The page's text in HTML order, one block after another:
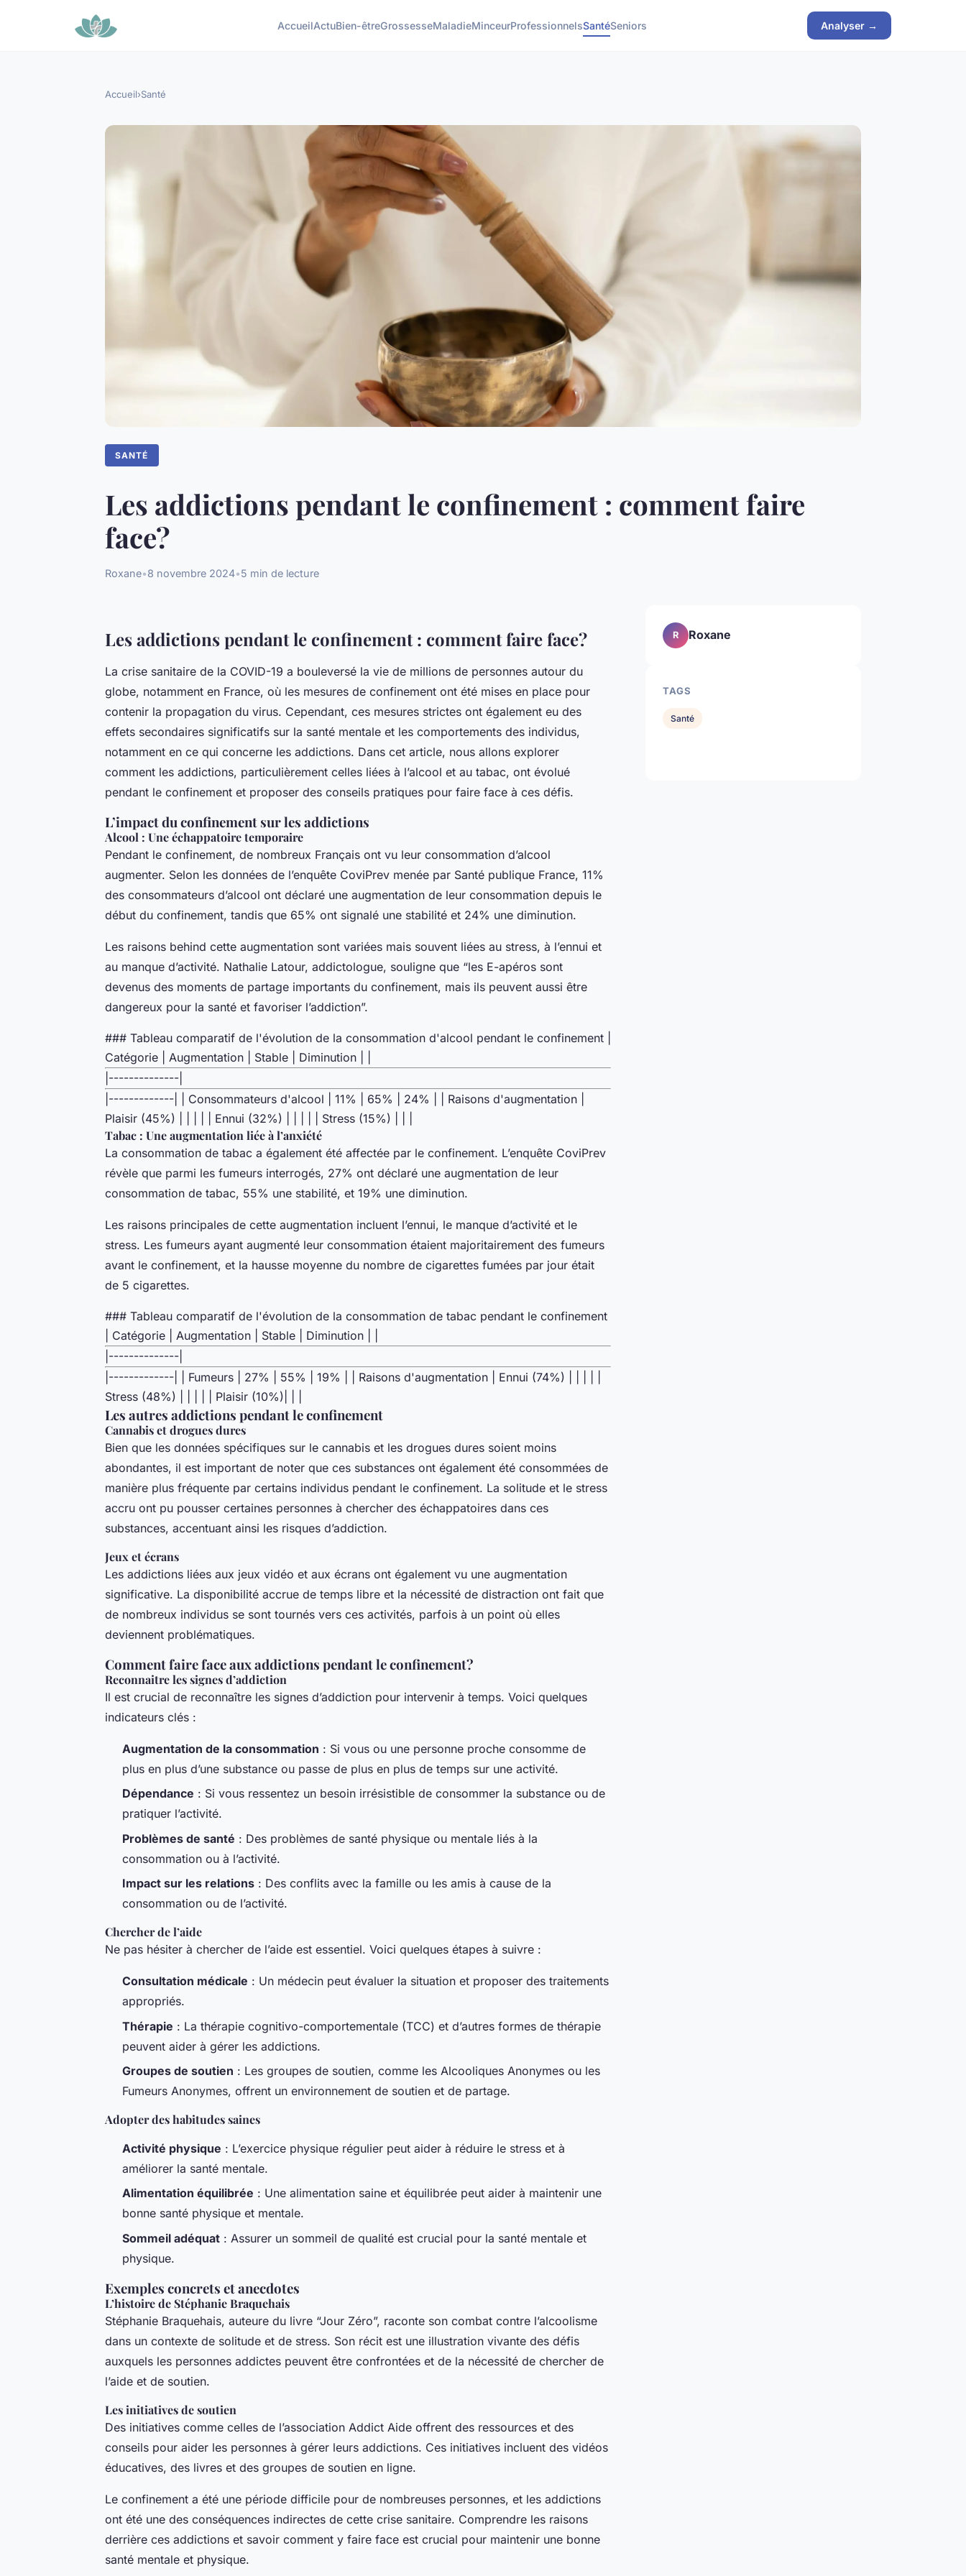
AccueilActuBien-êtreGrossesseMaladieMinceurProfessionnelsSantéSeniors Analyser →
Accueil›Santé
SANTÉ
Les addictions pendant le confinement : comment faire
face?
Roxane•8 novembre 2024•5 min de lecture
Les addictions pendant le confinement : comment faire face?
La crise sanitaire de la COVID-19 a bouleversé la vie de millions de personnes autour du
globe, notamment en France, où les mesures de confinement ont été mises en place pour
contenir la propagation du virus. Cependant, ces mesures strictes ont également eu des
effets secondaires significatifs sur la santé mentale et les comportements des individus,
notamment en ce qui concerne les addictions. Dans cet article, nous allons explorer
comment les addictions, particulièrement celles liées à l’alcool et au tabac, ont évolué
pendant le confinement et proposer des conseils pratiques pour faire face à ces défis.
L’impact du confinement sur les addictions
Alcool : Une échappatoire temporaire
Pendant le confinement, de nombreux Français ont vu leur consommation d’alcool
augmenter. Selon les données de l’enquête CoviPrev menée par Santé publique France, 11%
des consommateurs d’alcool ont déclaré une augmentation de leur consommation depuis le
début du confinement, tandis que 65% ont signalé une stabilité et 24% une diminution.
Les raisons behind cette augmentation sont variées mais souvent liées au stress, à l’ennui et
au manque d’activité. Nathalie Latour, addictologue, souligne que “les E-apéros sont
devenus des moments de partage importants du confinement, mais ils peuvent aussi être
dangereux pour la santé et favoriser l’addiction”.
### Tableau comparatif de l'évolution de la consommation d'alcool pendant le confinement |
Catégorie | Augmentation | Stable | Diminution | |
|--------------|
|-------------| | Consommateurs d'alcool | 11% | 65% | 24% | | Raisons d'augmentation |
Plaisir (45%) | | | | | Ennui (32%) | | | | | Stress (15%) | | |
Tabac : Une augmentation liée à l’anxiété
La consommation de tabac a également été affectée par le confinement. L’enquête CoviPrev
révèle que parmi les fumeurs interrogés, 27% ont déclaré une augmentation de leur
consommation de tabac, 55% une stabilité, et 19% une diminution.
Les raisons principales de cette augmentation incluent l’ennui, le manque d’activité et le
stress. Les fumeurs ayant augmenté leur consommation étaient majoritairement des fumeurs
avant le confinement, et la hausse moyenne du nombre de cigarettes fumées par jour était
de 5 cigarettes.
### Tableau comparatif de l'évolution de la consommation de tabac pendant le confinement
| Catégorie | Augmentation | Stable | Diminution | |
|--------------|
|-------------| | Fumeurs | 27% | 55% | 19% | | Raisons d'augmentation | Ennui (74%) | | | | |
Stress (48%) | | | | | Plaisir (10%)| | |
Les autres addictions pendant le confinement
Cannabis et drogues dures
Bien que les données spécifiques sur le cannabis et les drogues dures soient moins
abondantes, il est important de noter que ces substances ont également été consommées de
manière plus fréquente par certains individus pendant le confinement. La solitude et le stress
accru ont pu pousser certaines personnes à chercher des échappatoires dans ces
substances, accentuant ainsi les risques d’addiction.
Jeux et écrans
Les addictions liées aux jeux vidéo et aux écrans ont également vu une augmentation
significative. La disponibilité accrue de temps libre et la nécessité de distraction ont fait que
de nombreux individus se sont tournés vers ces activités, parfois à un point où elles
deviennent problématiques.
Comment faire face aux addictions pendant le confinement?
Reconnaitre les signes d’addiction
Il est crucial de reconnaître les signes d’addiction pour intervenir à temps. Voici quelques
indicateurs clés :
Augmentation de la consommation : Si vous ou une personne proche consomme de
plus en plus d’une substance ou passe de plus en plus de temps sur une activité.
Dépendance : Si vous ressentez un besoin irrésistible de consommer la substance ou de
pratiquer l’activité.
Problèmes de santé : Des problèmes de santé physique ou mentale liés à la
consommation ou à l’activité.
Impact sur les relations : Des conflits avec la famille ou les amis à cause de la
consommation ou de l’activité.
Chercher de l’aide
Ne pas hésiter à chercher de l’aide est essentiel. Voici quelques étapes à suivre :
Consultation médicale : Un médecin peut évaluer la situation et proposer des traitements
appropriés.
Thérapie : La thérapie cognitivo-comportementale (TCC) et d’autres formes de thérapie
peuvent aider à gérer les addictions.
Groupes de soutien : Les groupes de soutien, comme les Alcooliques Anonymes ou les
Fumeurs Anonymes, offrent un environnement de soutien et de partage.
Adopter des habitudes saines
Activité physique : L’exercice physique régulier peut aider à réduire le stress et à
améliorer la santé mentale.
Alimentation équilibrée : Une alimentation saine et équilibrée peut aider à maintenir une
bonne santé physique et mentale.
Sommeil adéquat : Assurer un sommeil de qualité est crucial pour la santé mentale et
physique.
Exemples concrets et anecdotes
L’histoire de Stéphanie Braquehais
Stéphanie Braquehais, auteure du livre “Jour Zéro”, raconte son combat contre l’alcoolisme
dans un contexte de solitude et de stress. Son récit est une illustration vivante des défis
auxquels les personnes addictes peuvent être confrontées et de la nécessité de chercher de
l’aide et de soutien.
Les initiatives de soutien
Des initiatives comme celles de l’association Addict Aide offrent des ressources et des
conseils pour aider les personnes à gérer leurs addictions. Ces initiatives incluent des vidéos
éducatives, des livres et des groupes de soutien en ligne.
Le confinement a été une période difficile pour de nombreuses personnes, et les addictions
ont été une des conséquences indirectes de cette crise sanitaire. Comprendre les raisons
derrière ces addictions et savoir comment y faire face est crucial pour maintenir une bonne
santé mentale et physique.
R Roxane
TAGS
Santé